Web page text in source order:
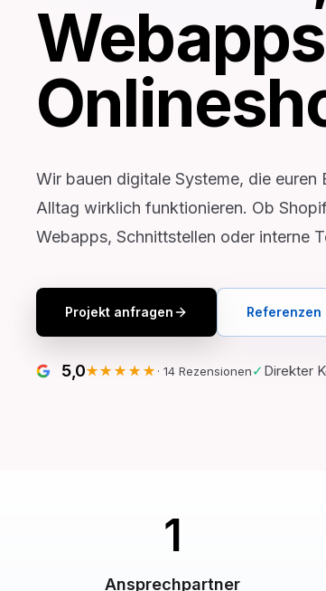
Wir bauen digitale Systeme, die
Alltag wirklich funktionieren. Ob
Webapps, Schnittstellen oder interne
Projekt anfragen Referenzen
5,0★★★★★ · 14 Rezensionen✓ Direkter
1
Ansprechpartner